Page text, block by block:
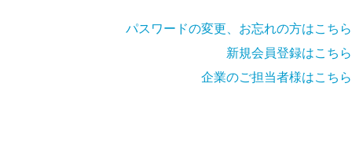
パスワードの変更、お忘れの方はこちら
新規会員登録はこちら
企業のご担当者様はこちら